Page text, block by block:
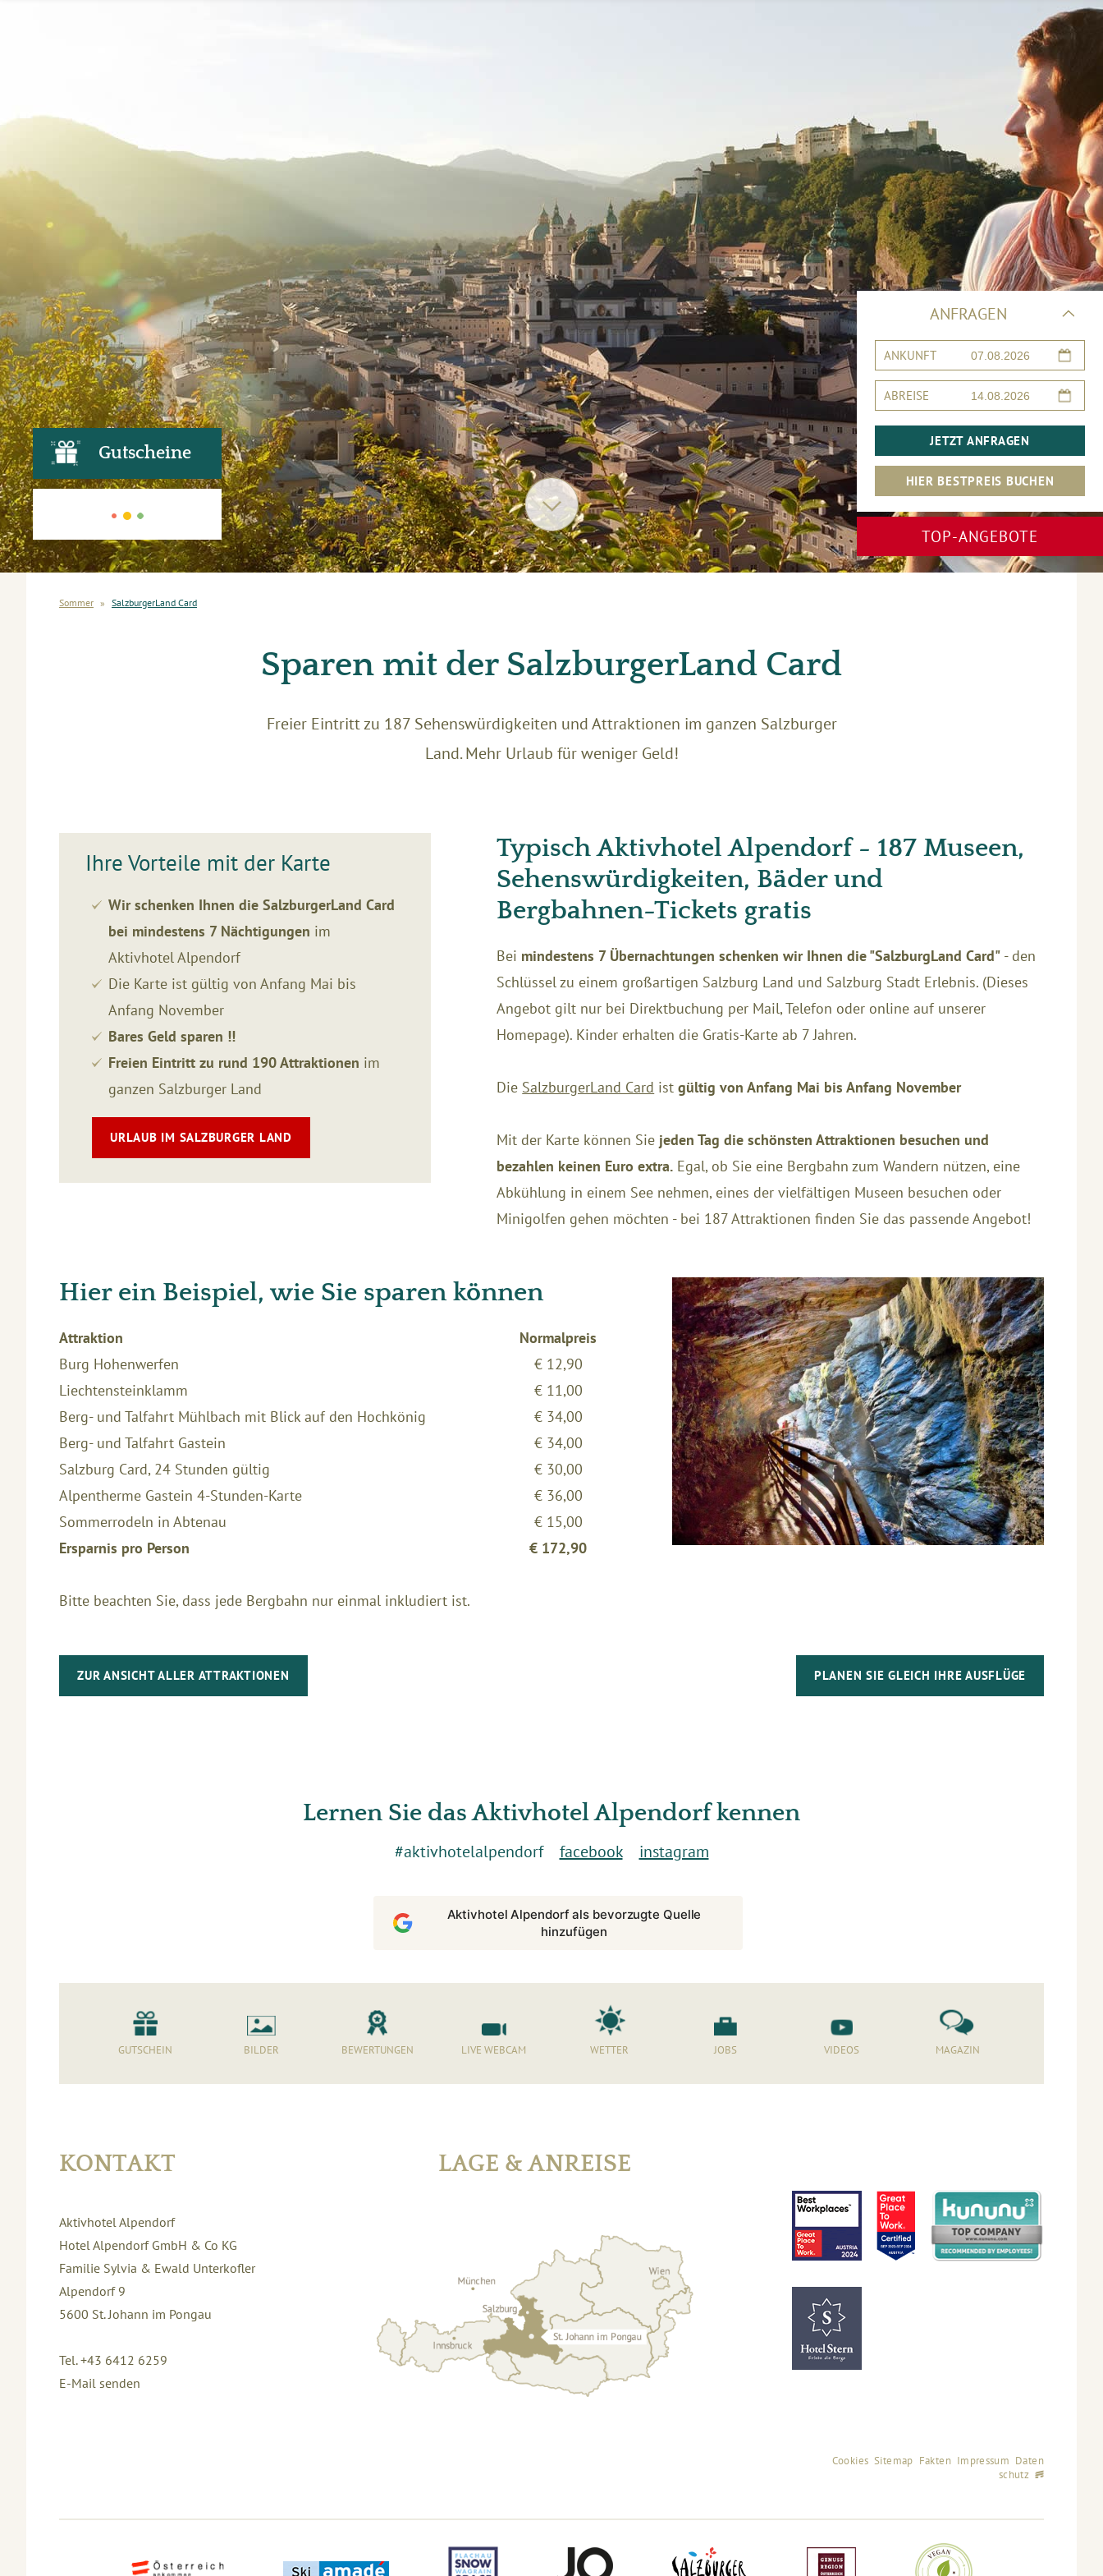
ANFRAGEN
ANKUNFT
ABREISE
JETZT ANFRAGEN
HIER BESTPREIS BUCHEN
TOP-ANGEBOTE
Gutscheine
Sommer » SalzburgerLand Card
Sparen mit der SalzburgerLand Card
Freier Eintritt zu 187 Sehenswürdigkeiten und Attraktionen im ganzen Salzburger
Land. Mehr Urlaub für weniger Geld!
Ihre Vorteile mit der Karte
Wir schenken Ihnen die SalzburgerLand Card
bei mindestens 7 Nächtigungen im
Aktivhotel Alpendorf
Die Karte ist gültig von Anfang Mai bis
Anfang November
Bares Geld sparen !!
Freien Eintritt zu rund 190 Attraktionen im
ganzen Salzburger Land
URLAUB IM SALZBURGER LAND
Typisch Aktivhotel Alpendorf - 187 Museen,
Sehenswürdigkeiten, Bäder und
Bergbahnen-Tickets gratis
Bei mindestens 7 Übernachtungen schenken wir Ihnen die "SalzburgLand Card" - den
Schlüssel zu einem großartigen Salzburg Land und Salzburg Stadt Erlebnis. (Dieses
Angebot gilt nur bei Direktbuchung per Mail, Telefon oder online auf unserer
Homepage). Kinder erhalten die Gratis-Karte ab 7 Jahren.
Die SalzburgerLand Card istgültig von Anfang Mai bis Anfang November
Mit der Karte können Sie jeden Tag die schönsten Attraktionen besuchen und
bezahlen keinen Euro extra. Egal, ob Sie eine Bergbahn zum Wandern nützen, eine
Abkühlung in einem See nehmen, eines der vielfältigen Museen besuchen oder
Minigolfen gehen möchten - bei 187 Attraktionen finden Sie das passende Angebot!
Hier ein Beispiel, wie Sie sparen können
Attraktion
Normalpreis
Burg Hohenwerfen
€ 12,90
Liechtensteinklamm
€ 11,00
Berg- und Talfahrt Mühlbach mit Blick auf den Hochkönig
€ 34,00
Berg- und Talfahrt Gastein
€ 34,00
Salzburg Card, 24 Stunden gültig
€ 30,00
Alpentherme Gastein 4-Stunden-Karte
€ 36,00
Sommerrodeln in Abtenau
€ 15,00
Ersparnis pro Person
€ 172,90
Bitte beachten Sie, dass jede Bergbahn nur einmal inkludiert ist.
ZUR ANSICHT ALLER ATTRAKTIONEN PLANEN SIE GLEICH IHRE AUSFLÜGE
Lernen Sie das Aktivhotel Alpendorf kennen
#aktivhotelalpendorf facebook instagram
Aktivhotel Alpendorf als bevorzugte Quelle
hinzufügen
GUTSCHEIN BILDER BEWERTUNGEN LIVE WEBCAM WETTER JOBS VIDEOS MAGAZIN
KONTAKT
Aktivhotel Alpendorf
Hotel Alpendorf GmbH & Co KG
Familie Sylvia & Ewald Unterkofler
Alpendorf 9
5600 St. Johann im Pongau
Tel. +43 6412 6259
E-Mail senden
LAGE & ANREISE
Cookies Sitemap Fakten Impressum Daten
schutz